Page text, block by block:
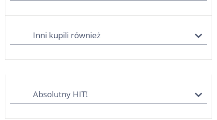
Inni kupili również
Absolutny HIT!